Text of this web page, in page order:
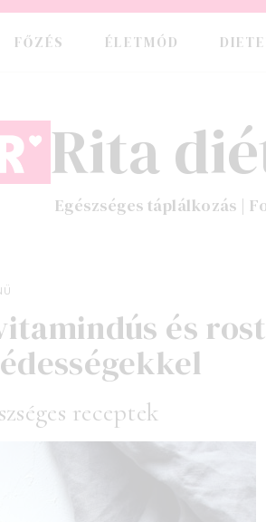
FŐZÉS ÉLETMÓD
Rita
Egészséges táplálkozás |
és
receptek